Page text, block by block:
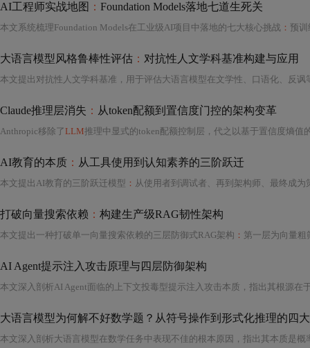
AI工程师实战地图 ： Foundation Models落地七道生死关
本文系统梳理Foundation Models在工业级AI项目中落地的七大核心挑战 ： 预训
大语言模型风格鲁棒性评估 ： 对抗性人文学科基准构建与应用
Claude推理层消失 ： 从token配额到置信度门控的架构变革
Anthropic移除了LLM推理中显式的token配额控制层，代之以基于置信度熵值的动态门控机制。该
AI教育的本质 ： 从工具使用到认知素养的三阶跃迁
本文提出AI教育的三阶跃迁模型 ： 从使用者到调试者、再到架构师、最终成为策展人，
打破向量搜索依赖 ： 构建生产级RAG韧性架构
本文提出一种打破单一向量搜索依赖的三层防御式RAG架构 ： 第一层为向量粗筛，保障高召回；第二层基于结构
AI Agent提示注入攻击原理与四层防御架构
本文深入剖析AI Agent面临的上下文投毒型提示注入攻击本质，指出其根源在
大语言模型为何解不好数学题？从符号操作到形式化推理的四